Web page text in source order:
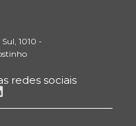
1010 -
redes sociais